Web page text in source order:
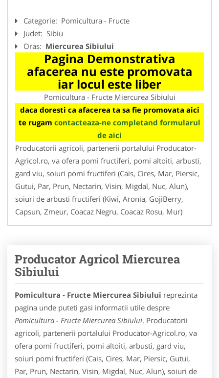
Categorie: Pomicultura - Fructe
Judet: Sibiu
Oras: Miercurea Sibiului
Pagina Demonstrativa
afacerea nu este promovata
iar locul este liber
Pomicultura - Fructe Miercurea Sibiului
daca doresti ca afacerea ta sa fie promovata aici
te rugam contacteaza-ne completand formularul
de aici
Producatorii agricoli, partenerii portalului Producator-
Agricol.ro, va ofera pomi fructiferi, pomi altoiti, arbusti,
gard viu, soiuri pomi fructiferi (Cais, Cires, Mar, Piersic,
Gutui, Par, Prun, Nectarin, Visin, Migdal, Nuc, Alun),
soiuri de arbusti fructiferi (Kiwi, Aronia, GojiBerry,
Capsun, Zmeur, Coacaz Negru, Coacaz Rosu, Mur)
Producator Agricol Miercurea
Sibiului
Pomicultura - Fructe Miercurea Sibiului reprezinta
pagina unde puteti gasi informatii utile despre
Pomicultura - Fructe Miercurea Sibiului. Producatorii
agricoli, partenerii portalului Producator-Agricol.ro, va
ofera pomi fructiferi, pomi altoiti, arbusti, gard viu,
soiuri pomi fructiferi (Cais, Cires, Mar, Piersic, Gutui,
Par, Prun, Nectarin, Visin, Migdal, Nuc, Alun), soiuri de